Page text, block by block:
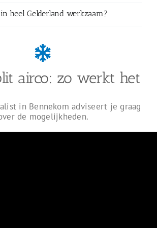
heel Gelderland werkzaam?
airco: zo werkt het
in Bennekom adviseert je graag
de mogelijkheden.